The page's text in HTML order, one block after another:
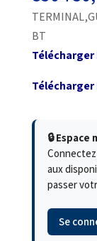
BT
Télécharger
Télécharger
🔒 Espace
aux
passer
Se